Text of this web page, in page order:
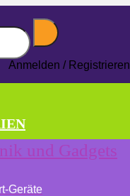
Anmelden / Registrieren
und Gadgets
Geräte